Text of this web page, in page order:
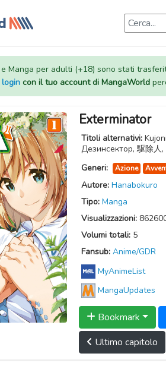
Manga per adulti (+18) sono stati
logincon il tuo account di MangaWorld
Exterminator
Titoli alternativi:
Дезинсектор, 駆除人
Generi:
Azione
Autore: Hanabokuro
Tipo: Manga
Visualizzazioni:
Volumi totali: 5
Fansub: Anime/GDR
MyAnimeList
MangaUpdates
Bookmark
Ultimo capitolo